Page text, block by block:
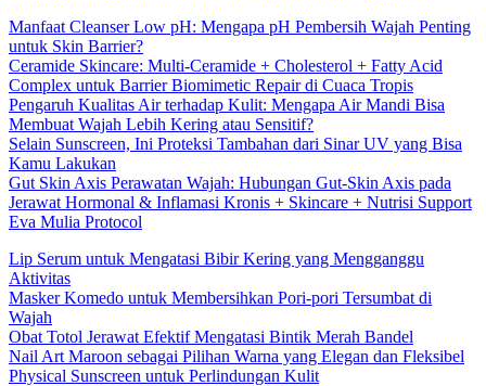
Manfaat Cleanser Low pH: Mengapa pH Pembersih Wajah Penting
untuk Skin Barrier?
Ceramide Skincare: Multi-Ceramide + Cholesterol + Fatty Acid
Complex untuk Barrier Biomimetic Repair di Cuaca Tropis
Pengaruh Kualitas Air terhadap Kulit: Mengapa Air Mandi Bisa
Membuat Wajah Lebih Kering atau Sensitif?
Selain Sunscreen, Ini Proteksi Tambahan dari Sinar UV yang Bisa
Kamu Lakukan
Gut Skin Axis Perawatan Wajah: Hubungan Gut-Skin Axis pada
Jerawat Hormonal & Inflamasi Kronis + Skincare + Nutrisi Support
Eva Mulia Protocol
Lip Serum untuk Mengatasi Bibir Kering yang Mengganggu
Aktivitas
Masker Komedo untuk Membersihkan Pori-pori Tersumbat di
Wajah
Obat Totol Jerawat Efektif Mengatasi Bintik Merah Bandel
Nail Art Maroon sebagai Pilihan Warna yang Elegan dan Fleksibel
Physical Sunscreen untuk Perlindungan Kulit